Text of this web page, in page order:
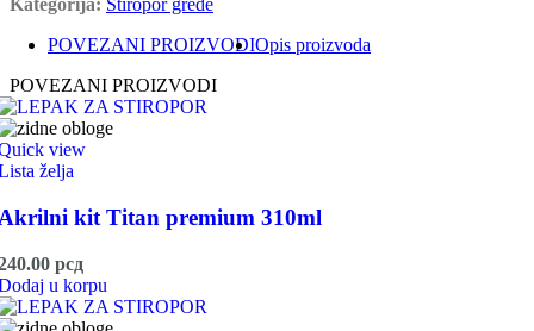
Kategorija: Stiropor grede
POVEZANI PROIZVODIOpis proizvoda
POVEZANI PROIZVODI
view
želja
kit Titan premium 310ml
рсд
u korpu